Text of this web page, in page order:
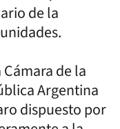
de la
de la
Argentina
dispuesto por